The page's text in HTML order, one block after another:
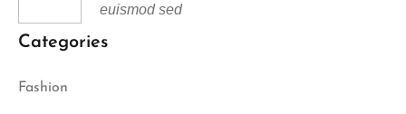
euismod sed
Categories
Fashion